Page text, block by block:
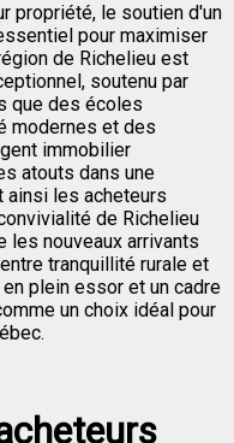
propriété, le soutien d'un
pour maximiser
de Richelieu est
soutenu par
que des écoles
modernes et des
immobilier
atouts dans une
ainsi les acheteurs
de Richelieu
les nouveaux arrivants
tranquillité rurale et
plein essor et un cadre
un choix idéal pour